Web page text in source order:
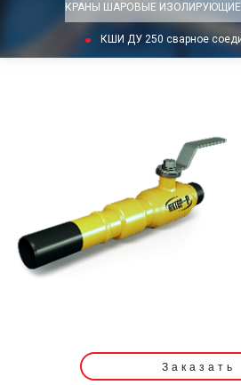
КРАНЫ ШАРОВЫЕ ИЗОЛИРУЮЩИЕ
КШИ ДУ 250 сварное
Заказать